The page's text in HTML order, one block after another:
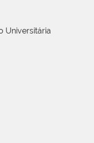
Universitária